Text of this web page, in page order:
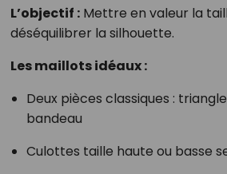
L’objectif :Mettre en valeur la
déséquilibrer la silhouette.
Les maillots idéaux :
Deux pièces classiques :
bandeau
Culottes taille haute ou basse